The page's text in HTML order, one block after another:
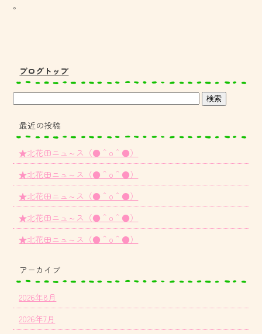
。
ブログトップ
最近の投稿
★北花田ニュ～ス（●＾o＾●）
★北花田ニュ～ス（●＾o＾●）
★北花田ニュ～ス（●＾o＾●）
★北花田ニュ～ス（●＾o＾●）
★北花田ニュ～ス（●＾o＾●）
アーカイブ
2026年8月
2026年7月